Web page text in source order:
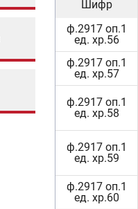
Шифр
ф.2917 оп.1
ед. хр.56
ф.2917 оп.1
ед. хр.57
ф.2917 оп.1
ед. хр.58
ф.2917 оп.1
ед. хр.59
ф.2917 оп.1
ед. хр.60